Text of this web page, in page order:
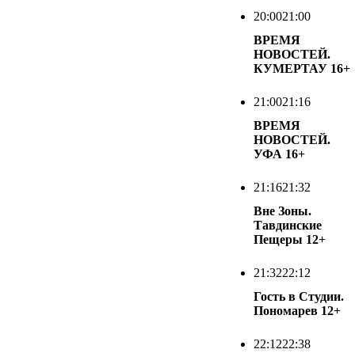
20:0021:00
ВРЕМЯ
НОВОСТЕЙ.
КУМЕРТАУ 16+
21:0021:16
ВРЕМЯ
НОВОСТЕЙ.
УФА 16+
21:1621:32
Вне Зоны.
Тавдинские
Пещеры 12+
21:3222:12
Гость в Студии.
Пономарев 12+
22:1222:38